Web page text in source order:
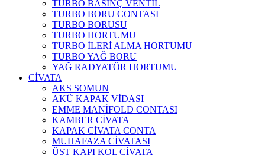
TURBO BASINÇ VENTİL
TURBO BORU CONTASI
TURBO BORUSU
TURBO HORTUMU
TURBO İLERİ ALMA HORTUMU
TURBO YAĞ BORU
YAĞ RADYATÖR HORTUMU
CİVATA
AKS SOMUN
AKÜ KAPAK VİDASI
EMME MANİFOLD CONTASI
KAMBER CİVATA
KAPAK CİVATA CONTA
MUHAFAZA CİVATASI
ÜST KAPI KOL CİVATA